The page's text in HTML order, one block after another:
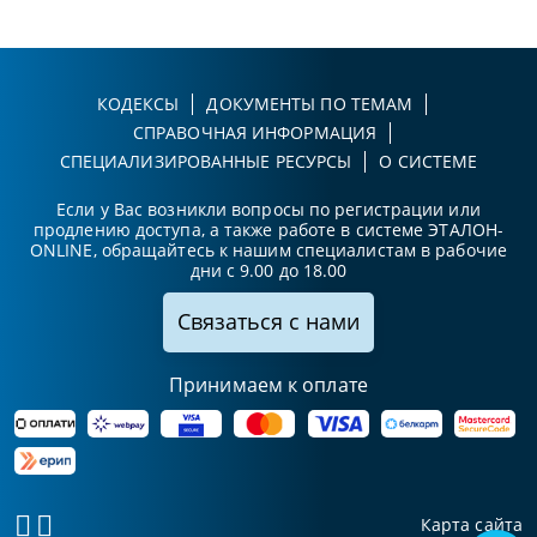
КОДЕКСЫ
ДОКУМЕНТЫ ПО ТЕМАМ
СПРАВОЧНАЯ ИНФОРМАЦИЯ
СПЕЦИАЛИЗИРОВАННЫЕ РЕСУРСЫ
О СИСТЕМЕ
Если у Вас возникли вопросы по регистрации или
продлению доступа, а также работе в системе ЭТАЛОН-
ONLINE, обращайтесь к нашим специалистам в рабочие
дни с 9.00 до 18.00
Связаться с нами
Принимаем к оплате
Карта сайта